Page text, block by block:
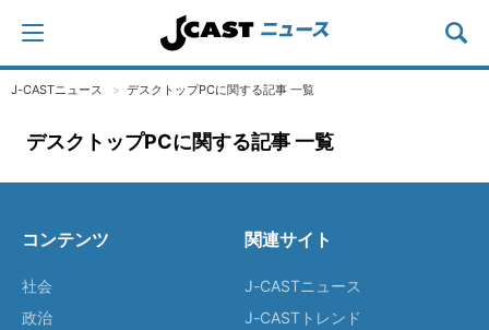
J-CASTニュース デスクトップPCに関する記事 一覧
デスクトップPCに関する記事 一覧
コンテンツ
社会
政治
関連サイト
J-CASTニュース
J-CASTトレンド